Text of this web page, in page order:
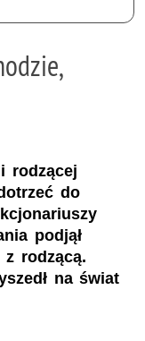
rodzącej
do
podjął
rodzącą.
na świat